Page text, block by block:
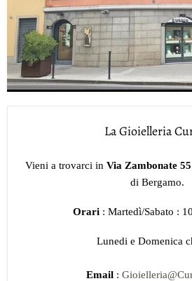
La Gioielleria
Vieni a trovarci in Via Zambonate 55
di Bergamo.
Orari : Martedì/Sabato :
Lunedi e Domenica
Email :